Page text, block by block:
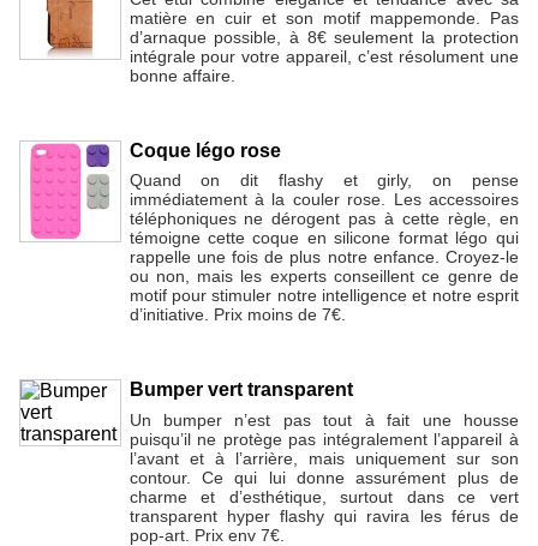
matière en cuir et son motif mappemonde. Pas
d’arnaque possible, à 8€ seulement la protection
intégrale pour votre appareil, c’est résolument une
bonne affaire.
Coque légo rose
Quand on dit flashy et girly, on pense
immédiatement à la couler rose. Les accessoires
téléphoniques ne dérogent pas à cette règle, en
témoigne cette coque en silicone format légo qui
rappelle une fois de plus notre enfance. Croyez-le
ou non, mais les experts conseillent ce genre de
motif pour stimuler notre intelligence et notre esprit
d’initiative. Prix moins de 7€.
Bumper vert transparent
Un bumper n’est pas tout à fait une housse
puisqu’il ne protège pas intégralement l’appareil à
l’avant et à l’arrière, mais uniquement sur son
contour. Ce qui lui donne assurément plus de
charme et d’esthétique, surtout dans ce vert
transparent hyper flashy qui ravira les férus de
pop-art. Prix env 7€.